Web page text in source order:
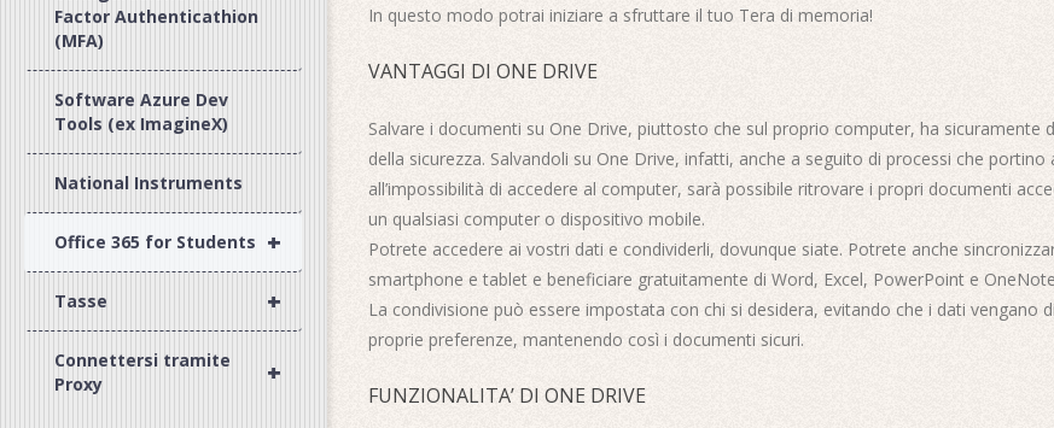
Factor Authenticathion
(MFA)
Software Azure Dev
Tools (ex ImagineX)
National Instruments
+
Office 365 for Students
+
Tasse
+
Connettersi tramite
Proxy
In questo modo potrai iniziare a sfruttare il tuo Tera di memoria!
VANTAGGI DI ONE DRIVE
Salvare i documenti su One Drive, piuttosto che sul proprio computer, ha sicuramente
della sicurezza. Salvandoli su One Drive, infatti, anche a seguito di processi che
all’impossibilità di accedere al computer, sarà possibile ritrovare i propri documenti
un qualsiasi computer o dispositivo mobile.
Potrete accedere ai vostri dati e condividerli, dovunque siate. Potrete anche
smartphone e tablet e beneficiare gratuitamente di Word, Excel, PowerPoint e
La condivisione può essere impostata con chi si desidera, evitando che i dati vengano
proprie preferenze, mantenendo così i documenti sicuri.
FUNZIONALITA’ DI ONE DRIVE